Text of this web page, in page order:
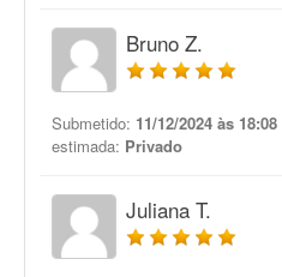
Bruno Z.
Submetido: 11/12/2024 às 18:08
estimada: Privado
Juliana T.